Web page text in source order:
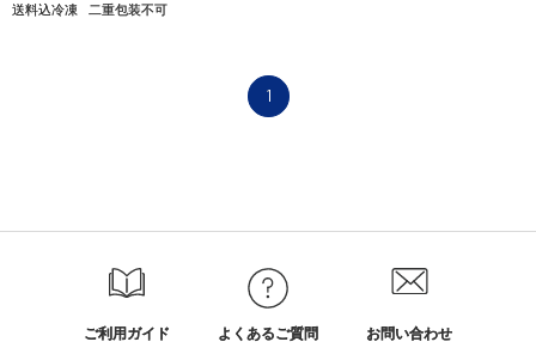
送料込冷凍 二重包装不可
1
ご利用ガイド よくあるご質問 お問い合わせ